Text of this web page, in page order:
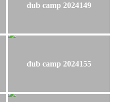
dub camp 2024149
dub camp 2024155